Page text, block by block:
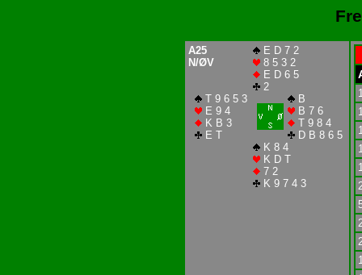
A25
N/ØV
E D 7 2
8 5 3 2
E D 6 5
2
T 9 6 5 3
E 9 4
K B 3
E T
B
B 7 6
T 9 8 4
D B 8 6 5
K 8 4
K D T
7 2
K 9 7 4 3